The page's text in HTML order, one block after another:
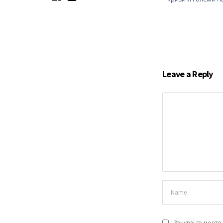
Leave a Reply